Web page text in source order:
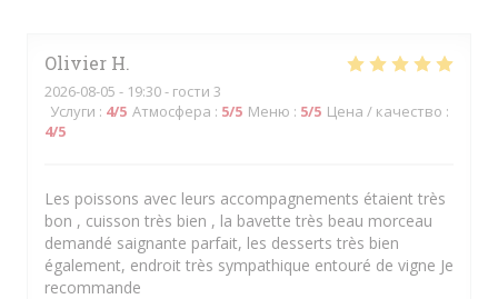
Olivier H
2026-08-05 - 19:30 - гости 3
Услуги : 4/5 Атмосфера : 5/5 Меню : 5/5 Цена / качество :
4/5
Les poissons avec leurs accompagnements étaient très
bon , cuisson très bien , la bavette très beau morceau
demandé saignante parfait, les desserts très bien
également, endroit très sympathique entouré de vigne Je
recommande